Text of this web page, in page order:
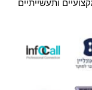
ותעשייתיים